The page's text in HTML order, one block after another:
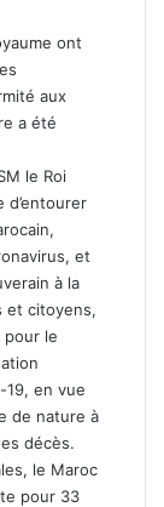
ont
aux
a été
le Roi
d’entourer
et
à la
et citoyens,
pour le
19, en vue
de nature à
décès.
le Maroc
pour 33